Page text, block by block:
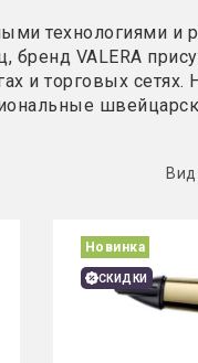
технологиями и
VALERA
и торговых сетях.
Вид
Новинка
СКИДКИ